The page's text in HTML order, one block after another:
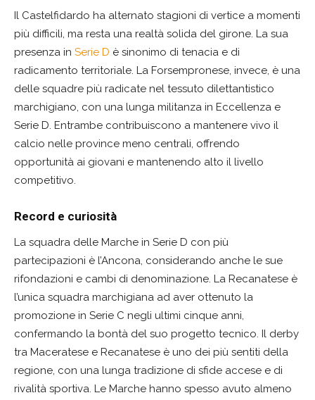
Il Castelfidardo ha alternato stagioni di vertice a momenti
più difficili, ma resta una realtà solida del girone. La sua
presenza in Serie D è sinonimo di tenacia e di
radicamento territoriale. La Forsempronese, invece, è una
delle squadre più radicate nel tessuto dilettantistico
marchigiano, con una lunga militanza in Eccellenza e
Serie D. Entrambe contribuiscono a mantenere vivo il
calcio nelle province meno centrali, offrendo
opportunità ai giovani e mantenendo alto il livello
competitivo.
Record e curiosità
La squadra delle Marche in Serie D con più
partecipazioni è l’Ancona, considerando anche le sue
rifondazioni e cambi di denominazione. La Recanatese è
l’unica squadra marchigiana ad aver ottenuto la
promozione in Serie C negli ultimi cinque anni,
confermando la bontà del suo progetto tecnico. Il derby
tra Maceratese e Recanatese è uno dei più sentiti della
regione, con una lunga tradizione di sfide accese e di
rivalità sportiva. Le Marche hanno spesso avuto almeno